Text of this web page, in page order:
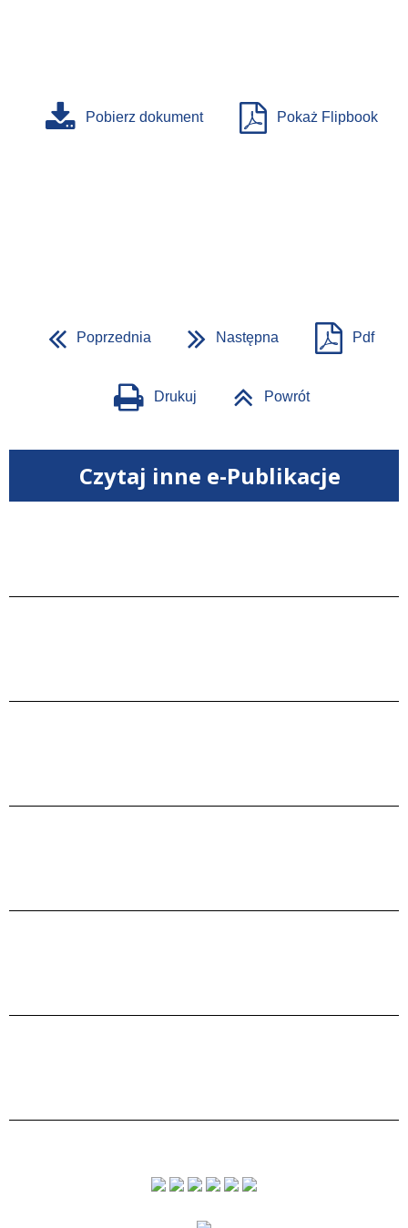
Pobierz dokument Pokaż Flipbook
Poprzednia Następna Pdf
Drukuj Powrót
Czytaj inne e-Publikacje